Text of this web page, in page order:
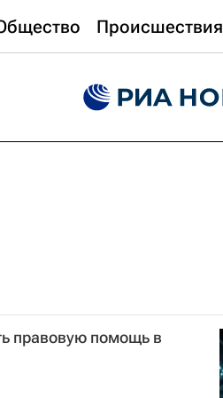
Происшествия
правовую помощь в